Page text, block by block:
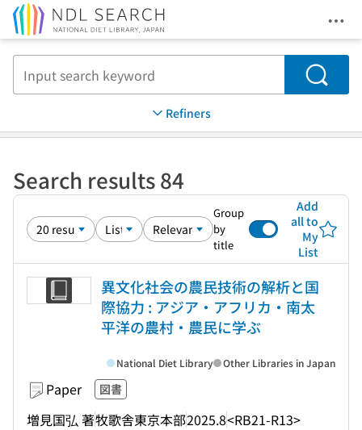
Search
Refiners
Search results 84
Group
by
title
Add
all to
My
List
異文化社会の農民技術の解析と国
際協力 : アジア・アフリカ・南太
平洋の農村・農民に学ぶ
Paper 図書
増見国弘 著牧歌舎東京本部2025.8<RB21-R13>
National Diet Library Other Libraries in Japan